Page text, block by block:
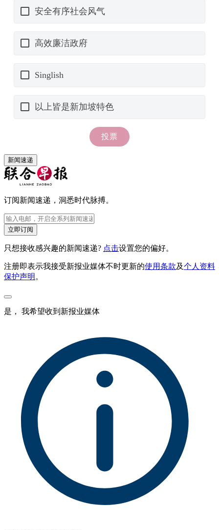
新闻速递
订阅新闻速递，洞悉时代脉搏。
立即订阅
只想接收感兴趣的新闻速递? 点击设置您的偏好。
注册即表示我接受新报业媒体不时更新的使用条款及个人资料
保护声明 。
是， 我希望收到新报业媒体